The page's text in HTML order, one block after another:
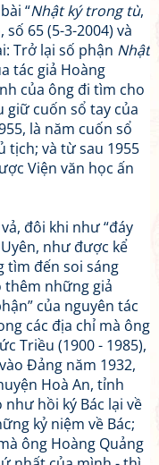
“Nhật ký trong tù,
65 (5-3-2004) và
Trở lại số phận Nhật
tác giả Hoàng
của ông đi tìm cho
cuốn sổ tay của
là năm cuốn sổ
tịch; và từ sau 1955
Viện văn học ấn
đôi khi như “đáy
như được kể
tìm đến soi sáng
những giả
của nguyên tác
các địa chỉ mà ông
Triều (1900 - 1985),
Đảng năm 1932,
Hoà An, tỉnh
như hồi ký Bác lại về
kỷ niệm về Bác;
ông Hoàng Quảng